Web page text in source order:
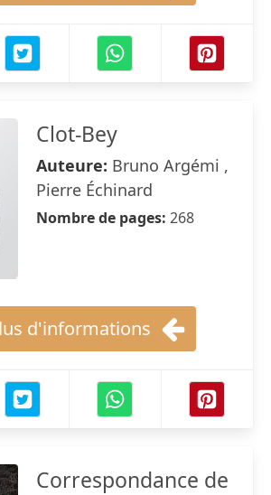
Clot-Bey
Auteure: Bruno Argémi ,
Pierre Échinard
Nombre de pages: 268
d'informations
Correspondance de